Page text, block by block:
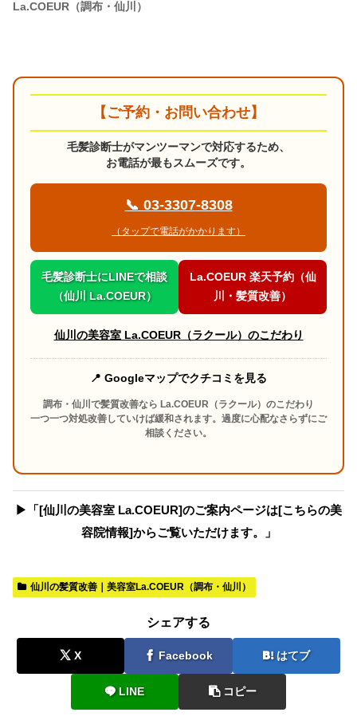
La.COEUR（調布・仙川）
【ご予約・お問い合わせ】
毛髪診断士がマンツーマンで対応するため、
お電話が最もスムーズです。
📞 03-3307-8308
（タップで電話がかかります）
毛髪診断士にLINEで相談
（仙川 La.COEUR）
La.COEUR 楽天予約（仙
川・髪質改善）
仙川の美容室 La.COEUR（ラクール）のこだわり
📍 Googleマップでクチコミを見る
調布・仙川で髪質改善なら La.COEUR（ラクール）のこだわり
一つ一つ対処改善していけば緩和されます。過度に心配なさらずにご
相談ください。
▶︎「[仙川の美容室 La.COEUR]のご案内ページは[こちらの美
容院情報]からご覧いただけます。」
仙川の髪質改善｜美容室La.COEUR（調布・仙川）
シェアする
X Facebook はてブ
LINE コピー